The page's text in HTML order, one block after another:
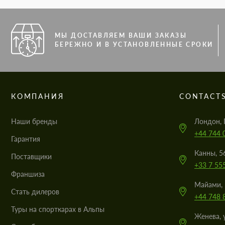
МЫ ДОСТАВЛЯЕМ ВАШИ ЗАКАЗЫ
БЕРЕЖНО И В УСТАНОВЛЕННЫЕ СРОКИ
КОМПАНИЯ
Наши бренды
Гарантия
Поставщики
Франшиза
Стать дилеров
Туры на спорткарах в Альпы
Лондон,
+44 744
Канны,
+33 7
Майами,
+44 748
Женева,